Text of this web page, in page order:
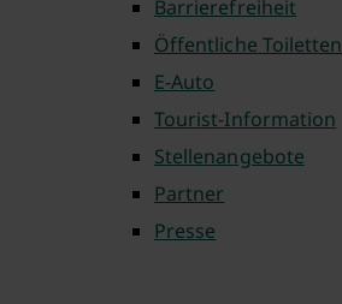
Barrierefreiheit
Öffentliche Toiletten
E-Auto
Tourist-Information
Stellenangebote
Partner
Presse